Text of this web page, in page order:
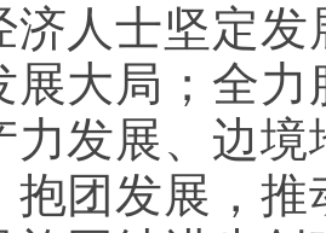
济人士坚定
展大局；全
力发展、边
抱团发展，